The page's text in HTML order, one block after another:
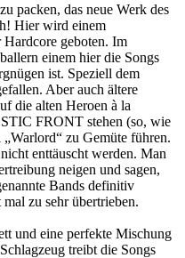
packen, das neue Werk des
Hier wird einem
geboten. Im
einem hier die Songs
ist. Speziell dem
Aber auch ältere
die alten Heroen à la
FRONT stehen (so, wie
zu Gemüte führen.
enttäuscht werden. Man
neigen und sagen,
Bands definitiv
zu sehr übertrieben.
und eine perfekte Mischung
treibt die Songs